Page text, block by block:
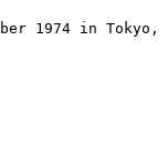
1974 in